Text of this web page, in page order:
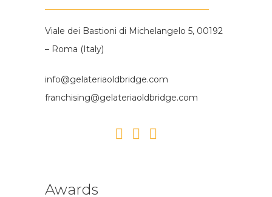
Viale dei Bastioni di Michelangelo 5, 00192
– Roma (Italy)
info@gelateriaoldbridge.com
franchising@gelateriaoldbridge.com
Awards